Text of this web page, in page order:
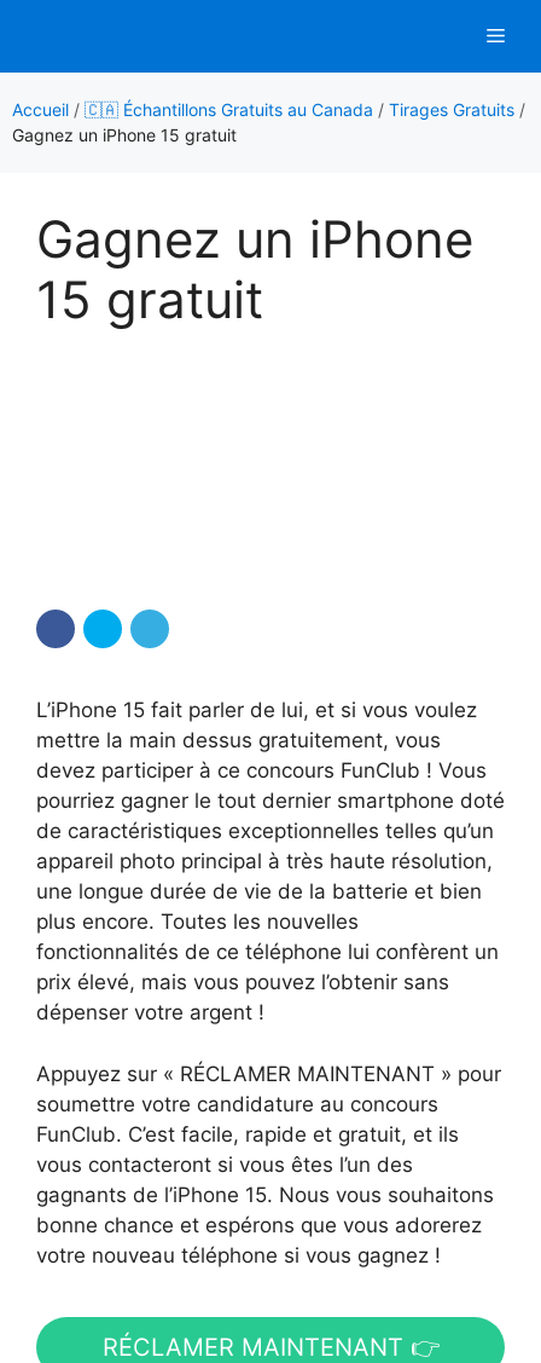
contenu
Accueil / 🇨🇦 Échantillons Gratuits au Canada / Tirages Gratuits /
Gagnez un iPhone 15 gratuit
Gagnez un iPhone
15 gratuit
L’iPhone 15 fait parler de lui, et si vous voulez
mettre la main dessus gratuitement, vous
devez participer à ce concours FunClub ! Vous
pourriez gagner le tout dernier smartphone doté
de caractéristiques exceptionnelles telles qu’un
appareil photo principal à très haute résolution,
une longue durée de vie de la batterie et bien
plus encore. Toutes les nouvelles
fonctionnalités de ce téléphone lui confèrent un
prix élevé, mais vous pouvez l’obtenir sans
dépenser votre argent !
Appuyez sur « RÉCLAMER MAINTENANT » pour
soumettre votre candidature au concours
FunClub. C’est facile, rapide et gratuit, et ils
vous contacteront si vous êtes l’un des
gagnants de l’iPhone 15. Nous vous souhaitons
bonne chance et espérons que vous adorerez
votre nouveau téléphone si vous gagnez !
RÉCLAMER MAINTENANT 👉